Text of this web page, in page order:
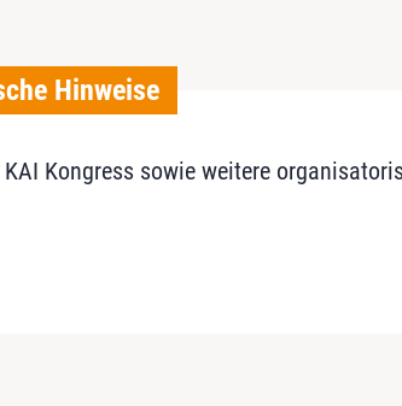
Hinweise
Kongress sowie weitere